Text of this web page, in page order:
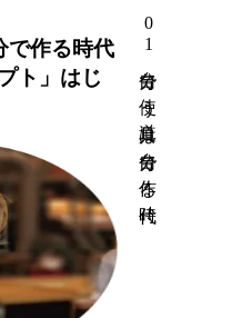
で作る時代
ト」はじ
01
自分で使う道具は自分で作る時代